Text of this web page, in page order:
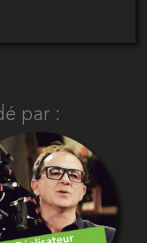
par :